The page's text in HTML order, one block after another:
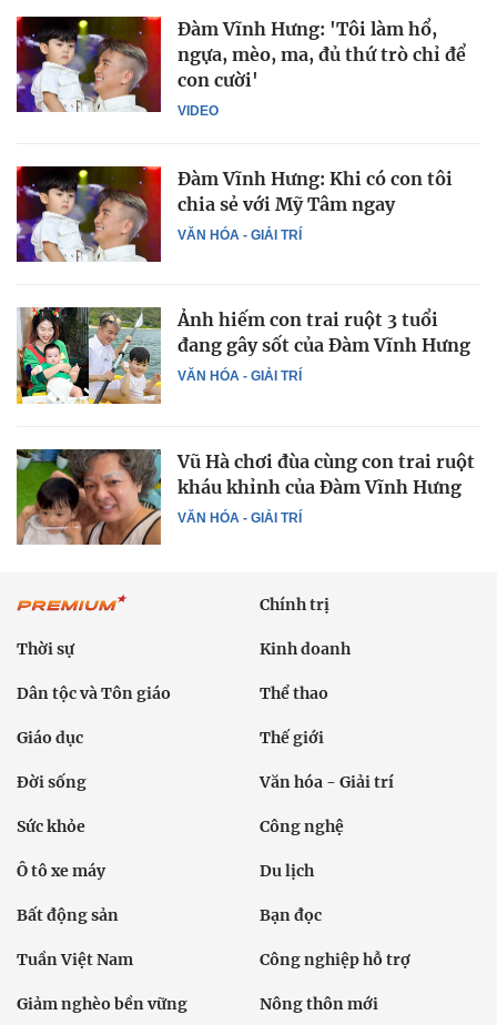
VIDEO
Đàm Vĩnh Hưng: 'Tôi làm hổ,
ngựa, mèo, ma, đủ thứ trò chỉ để
con cười'
VĂN HÓA - GIẢI TRÍ
Đàm Vĩnh Hưng: Khi có con tôi
chia sẻ với Mỹ Tâm ngay
VĂN HÓA - GIẢI TRÍ
Ảnh hiếm con trai ruột 3 tuổi
đang gây sốt của Đàm Vĩnh Hưng
VĂN HÓA - GIẢI TRÍ
Vũ Hà chơi đùa cùng con trai ruột
kháu khỉnh của Đàm Vĩnh Hưng
Chính trị
Thời sự Kinh doanh
Dân tộc và Tôn giáo Thể thao
Giáo dục Thế giới
Đời sống Văn hóa - Giải trí
Sức khỏe Công nghệ
Ô tô xe máy Du lịch
Bất động sản Bạn đọc
Tuần Việt Nam Công nghiệp hỗ trợ
Giảm nghèo bền vững Nông thôn mới